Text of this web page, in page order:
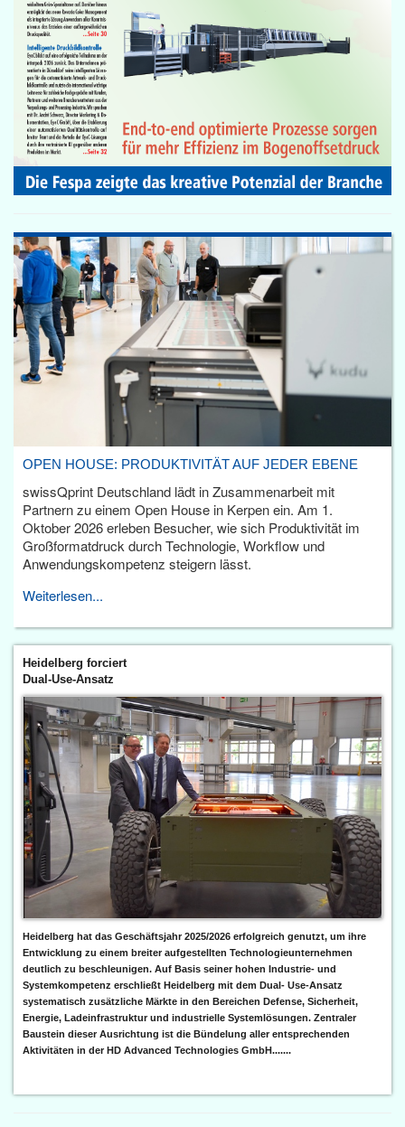
OPEN HOUSE: PRODUKTIVITÄT AUF JEDER EBENE
swissQprint Deutschland lädt in Zusammenarbeit mit
Partnern zu einem Open House in Kerpen ein. Am 1.
Oktober 2026 erleben Besucher, wie sich Produktivität im
Großformatdruck durch Technologie, Workflow und
Anwendungskompetenz steigern lässt.
Weiterlesen...
Heidelberg forciert
Dual-Use-Ansatz
Heidelberg hat das Geschäftsjahr 2025/2026 erfolgreich genutzt, um ihre
Entwicklung zu einem breiter aufgestellten Technologieunternehmen
deutlich zu beschleunigen. Auf Basis seiner hohen Industrie- und
Systemkompetenz erschließt Heidelberg mit dem Dual- Use-Ansatz
systematisch zusätzliche Märkte in den Bereichen Defense, Sicherheit,
Energie, Ladeinfrastruktur und industrielle Systemlösungen. Zentraler
Baustein dieser Ausrichtung ist die Bündelung aller entsprechenden
Aktivitäten in der HD Advanced Technologies GmbH.......